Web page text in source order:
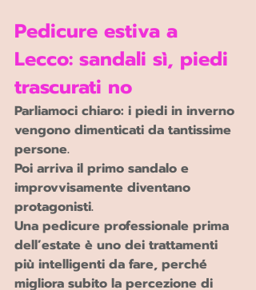
Pedicure estiva a
Lecco: sandali sì, piedi
trascurati no
Parliamoci chiaro: i piedi in inverno
vengono dimenticati da tantissime
persone.
Poi arriva il primo sandalo e
improvvisamente diventano
protagonisti.
Una pedicure professionale prima
dell’estate è uno dei trattamenti
più intelligenti da fare, perché
migliora subito la percezione di